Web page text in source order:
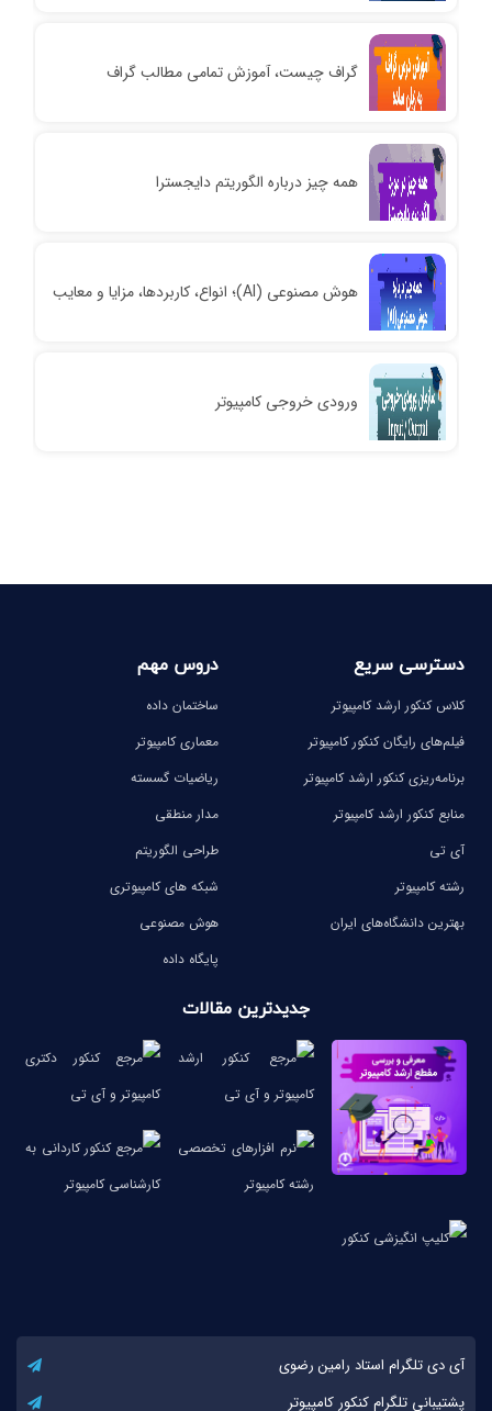
گراف چیست،‌ آموزش تمامی مطالب گراف
همه چیز درباره الگوریتم دایجسترا
هوش مصنوعی (AI)؛ انواع، کاربردها، مزایا و معایب
ورودی خروجی کامپیوتر
دسترسی سریع
کلاس کنکور ارشد کامپیوتر
فیلم‌های رایگان کنکور کامپیوتر
برنامه‌ریزی کنکور ارشد کامپیوتر
منابع کنکور ارشد کامپیوتر
آی تی
رشته کامپیوتر
بهترین دانشگاه‌های ایران
دروس مهم
ساختمان داده
معماری کامپیوتر
ریاضیات گسسته
مدار منطقی
طراحی الگوریتم
شبکه های کامپیوتری
هوش مصنوعی
پایگاه داده
جدیدترین مقالات
آی دی تلگرام استاد رامین رضوی
پشتیبانی تلگرام کنکور کامپیوتر